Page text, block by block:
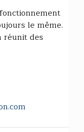
le même.
réunit des